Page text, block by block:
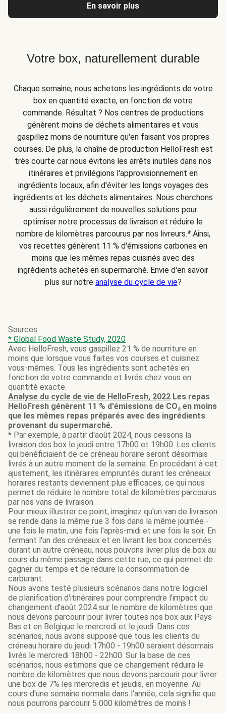
En savoir plus
Votre box, naturellement durable
Chaque semaine, nous achetons les ingrédients de votre
box en quantité exacte, en fonction de votre
commande. Résultat ? Nos centres de productions
génèrent moins de déchets alimentaires et vous
gaspillez moins de nourriture qu'en faisant vos propres
courses. De plus, la chaîne de production HelloFresh est
très courte car nous évitons les arrêts inutiles dans nos
itinéraires et privilégions l'approvisionnement en
ingrédients locaux, afin d'éviter les longs voyages des
ingrédients et les déchets alimentaires. Nous cherchons
aussi régulièrement de nouvelles solutions pour
optimiser notre processus de livraison et réduire le
nombre de kilomètres parcourus par nos livreurs.*Ainsi,
vos recettes génèrent 11 % d'émissions carbones en
moins que les mêmes repas cuisinés avec des
ingrédients achetés en supermarché. Envie d'en savoir
plus sur notre analyse du cycle de vie?
Sources :
* Global Food Waste Study, 2020
Avec HelloFresh, vous gaspillez 21 % de nourriture en
moins que lorsque vous faites vos courses et cuisinez
vous-mêmes. Tous les ingrédients sont achetés en
fonction de votre commande et livrés chez vous en
quantité exacte.
Analyse du cycle de vie de HelloFresh, 2022 Les repas
HelloFresh génèrent 11 % d'émissions de CO₂ en moins
que les mêmes repas préparés avec des ingrédients
provenant du supermarché.
* Par exemple, à partir d'août 2024, nous cessons la
livraison des box le jeudi entre 17h00 et 19h00. Les clients
qui bénéficiaient de ce créneau horaire seront désormais
livrés à un autre moment de la semaine. En procédant à cet
ajustement, les itinéraires empruntés durant les créneaux
horaires restants deviennent plus efficaces, ce qui nous
permet de réduire le nombre total de kilomètres parcourus
par nos vans de livraison.
Pour mieux illustrer ce point, imaginez qu'un van de livraison
se rende dans la même rue 3 fois dans la même journée -
une fois le matin, une fois l'après-midi et une fois le soir. En
fermant l'un des créneaux et en livrant les box concernés
durant un autre créneau, nous pouvons livrer plus de box au
cours du même passage dans cette rue, ce qui permet de
gagner du temps et de réduire la consommation de
carburant.
Nous avons testé plusieurs scénarios dans notre logiciel
de planification d'itinéraires pour comprendre l'impact du
changement d'août 2024 sur le nombre de kilomètres que
nous devons parcourir pour livrer toutes nos box aux Pays-
Bas et en Belgique le mercredi et le jeudi. Dans ces
scénarios, nous avons supposé que tous les clients du
créneau horaire du jeudi 17h00 - 19h00 seraient désormais
livrés le mercredi 18h00 - 22h00. Sur la base de ces
scénarios, nous estimons que ce changement réduira le
nombre de kilomètres que nous devons parcourir pour livrer
une box de 7% les mercredis et jeudis, en moyenne. Au
cours d'une semaine normale dans l'année, cela signifie que
nous pourrons parcourir 5 000 kilomètres de moins !